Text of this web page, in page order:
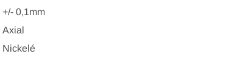
+/- 0,1mm
Axial
Nickelé